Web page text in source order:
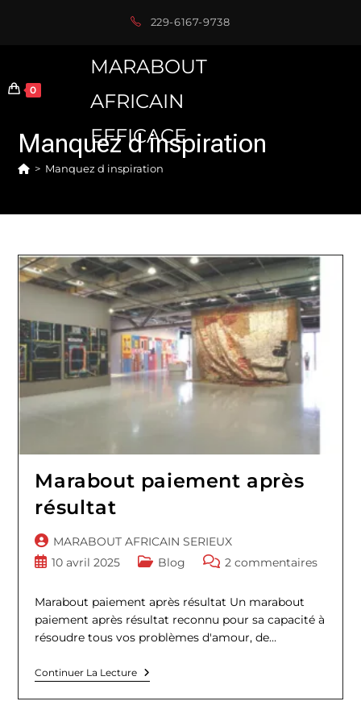
229-6167-9738
0
MARABOUT
AFRICAIN
EFFICACE
Manquez d inspiration
> Manquez d inspiration
Marabout paiement après
résultat
Auteur/autrice
de
MARABOUT AFRICAIN SERIEUX
Publication
10 avril 2025
PostBlog
Commentaires
la
2 commentaires
Marabout paiement après résultat Un marabout
paiement après résultat reconnu pour sa capacité à
résoudre tous vos problèmes d'amour, de…
Continuer La LectureMarabout
Paiement
Après